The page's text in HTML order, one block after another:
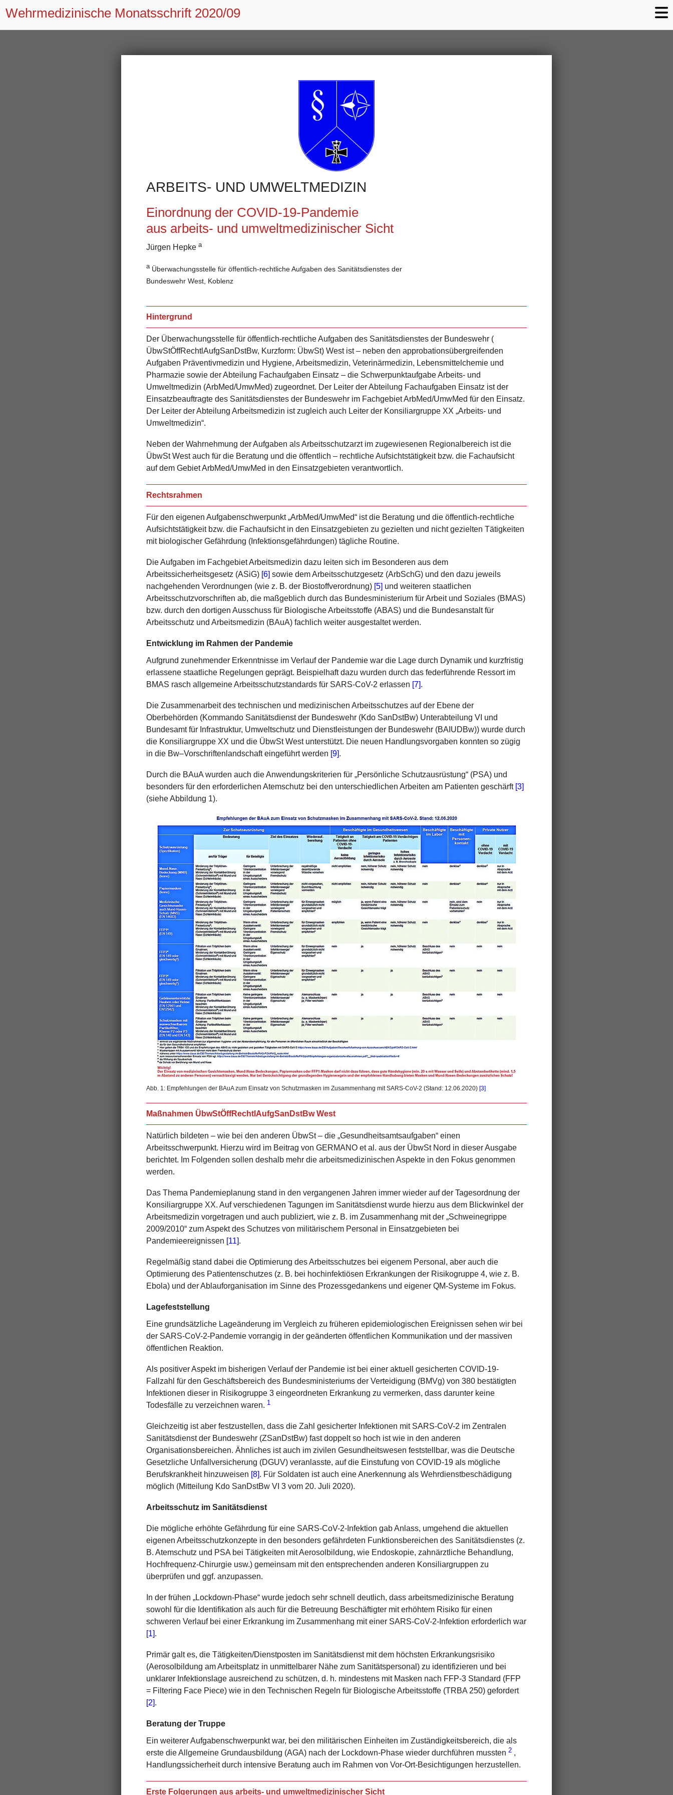
Wehrmedizinische Monatsschrift 2020/09
ARBEITS- UND UMWELTMEDIZIN
Einordnung der COVID-19-Pandemie
aus arbeits- und umweltmedizinischer Sicht
Jürgen Hepke a
a Überwachungsstelle für öffentlich-rechtliche Aufgaben des Sanitäts­dienstes der
Bundeswehr West, Koblenz
Hintergrund
Der Überwachungsstelle für öffentlich-rechtliche Aufgaben des Sanitätsdienstes der Bundeswehr (
ÜbwStÖffRechtlAufgSanDstBw, Kurzform: ÜbwSt) West ist – neben den approbationsübergreifenden
Aufgaben Präventivmedizin und Hygiene, Arbeitsmedizin, Veterinärmedizin, Lebensmittelchemie und
Pharmazie sowie der Abteilung Fachaufgaben Einsatz – die Schwerpunktaufgabe Arbeits- und
Umweltmedizin (ArbMed/­UmwMed) zugeordnet. Der Leiter der Abteilung Fachaufgaben Einsatz ist der
Einsatzbeauftragte des Sanitätsdienstes der Bundeswehr im Fachgebiet ArbMed/UmwMed für den Einsatz.
Der Leiter der Abteilung ­Arbeitsmedizin ist zugleich auch Leiter der Konsiliargruppe XX „Arbeits- und
Umweltmedizin“.
Neben der Wahrnehmung der Aufgaben als Arbeitsschutzarzt im zugewiesenen Regionalbereich ist die
ÜbwStWest auch für die Beratung und die öffentlich – rechtliche Aufsichtstätigkeit bzw. die Fachaufsicht
auf dem Gebiet ArbMed/UmwMed in den Einsatzgebieten verantwortlich.
Rechtsrahmen
Für den eigenen Aufgabenschwerpunkt „ArbMed/­UmwMed“ ist die Beratung und die öffentlich-rechtliche
Aufsichtstätigkeit bzw. die Fachaufsicht in den Einsatzgebieten zu gezielten und nicht gezielten Tätigkeiten
mit biologischer Gefährdung (Infektionsgefährdungen) tägliche Routine.
Die Aufgaben im Fachgebiet Arbeitsmedizin dazu leiten sich im Besonderen aus dem
Arbeitssicherheitsgesetz (ASiG) [6] sowie dem Arbeitsschutzgesetz (ArbSchG) und den dazu jeweils
nachgehenden Verordnungen (wie z. B. der Biostoffverordnung) [5] und weiteren staatlichen
Arbeitsschutzvorschriften ab, die maßgeblich durch das Bundesministerium für Arbeit und Soziales (BMAS)
bzw. durch den dortigen Ausschuss für Biologische Arbeitsstoffe (ABAS) und die Bundesanstalt für
Arbeitsschutz und Arbeitsmedizin (BAuA) fachlich weiter ausgestaltet werden.
Entwicklung im Rahmen der Pandemie
Aufgrund zunehmender Erkenntnisse im Verlauf der Pandemie war die Lage durch Dynamik und kurzfristig
erlassene staatliche Regelungen geprägt. Beispielhaft dazu wurden durch das federführende Ressort im
BMAS rasch allgemeine Arbeitsschutzstandards für SARS-CoV-2 erlassen [7].
Die Zusammenarbeit des technischen und medizinischen Arbeitsschutzes auf der Ebene der
Oberbehörden (Kommando Sanitätsdienst der Bundeswehr (Kdo SanDstBw) Unterabteilung VI und
Bundesamt für Infrastruktur, Umweltschutz und Dienstleistungen der Bundeswehr (BAIUDBw)) wurde durch
die Konsiliargruppe XX und die ÜbwStWest unterstützt. Die neuen Handlungsvorgaben konnten so zügig
in die Bw–Vorschriftenlandschaft eingeführt werden [9].
Durch die BAuA wurden auch die Anwendungskriterien für „Persönliche Schutzausrüstung“ (PSA) und
besonders für den erforderlichen Atemschutz bei den unterschiedlichen Arbeiten am Patienten geschärft [3]
(siehe Abbildung 1).
Abb. 1: Empfehlungen der BAuA zum Einsatz von Schutzmasken im Zusammenhang mit SARS-CoV-2 (Stand: 12.06.2020) [3]
Maßnahmen ÜbwStÖffRechtlAufgSanDstBw West
Natürlich bildeten – wie bei den anderen ÜbwSt – die „Gesundheitsamtsaufgaben“ einen
Arbeitsschwerpunkt. Hierzu wird im Beitrag von GERMANO et al. aus der ÜbwStNord in dieser Ausgabe
berichtet. Im Folgenden sollen deshalb mehr die arbeitsmedizinischen Aspekte in den Fokus genommen
werden.
Das Thema Pandemieplanung stand in den vergangenen Jahren immer wieder auf der Tagesordnung der
Konsiliargruppe XX. Auf verschiedenen Tagungen im Sanitätsdienst wurde hierzu aus dem Blickwinkel der
Arbeitsmedizin vorgetragen und auch publiziert, wie z. B. im Zusammenhang mit der „Schweinegrippe
2009/2010“ zum Aspekt des Schutzes von militärischem Personal in Einsatzgebieten bei
Pandemieereignissen [11].
Regelmäßig stand dabei die Optimierung des Arbeitsschutzes bei eigenem Personal, aber auch die
Optimierung des Patientenschutzes (z. B. bei hochinfektiösen Erkrankungen der Risikogruppe 4, wie z. B.
Ebola) und der Ablauforganisation im Sinne des Prozessgedankens und eigener QM-Systeme im Fokus.
Lagefeststellung
Eine grundsätzliche Lageänderung im Vergleich zu früheren epidemiologischen Ereignissen sehen wir bei
der SARS-CoV-2-Pandemie vorrangig in der geänderten öffentlichen Kommunikation und der massiven
öffentlichen Reaktion.
Als positiver Aspekt im bisherigen Verlauf der Pandemie ist bei einer aktuell gesicherten COVID-19-
Fallzahl für den Geschäftsbereich des Bundesministeriums der Verteidigung (BMVg) von 380 bestätigten
Infektionen dieser in Risikogruppe 3 eingeordneten Erkrankung zu vermerken, dass darunter keine
Todesfälle zu verzeichnen waren. 1
Gleichzeitig ist aber festzustellen, dass die Zahl gesicherter Infektionen mit SARS-CoV-2 im Zentralen
Sanitätsdienst der Bundeswehr (ZSanDstBw) fast doppelt so hoch ist wie in den anderen
Organisationsbereichen. Ähnliches istauch im zivilen Gesundheitswesen feststellbar, was die Deutsche
Gesetzliche Unfallversicherung (DGUV) veranlasste, auf die Einstufung von COVID-19 als mögliche
Berufskrankheit hinzuweisen [8]. Für Soldaten ist auch eine Anerkennung als Wehrdienstbeschädigung
möglich (Mitteilung Kdo SanDstBw VI 3 vom 20. Juli 2020).
Arbeitsschutz im Sanitätsdienst
Die mögliche erhöhte Gefährdung für eine SARS-CoV-2-Infektion gab Anlass, umgehend die aktuellen
eigenen Arbeitsschutzkonzepte in den besonders gefährdeten Funktionsbereichen des Sanitätsdienstes (z.
B. Atemschutz und PSA bei Tätigkeiten mit Aerosolbildung, wie Endoskopie, zahnärztliche Behandlung,
Hochfrequenz-Chirurgie usw.) gemeinsam mit den entsprechenden anderen Konsiliargruppen zu
überprüfen und ggf. anzupassen.
In der frühen „Lockdown-Phase“ wurde jedoch sehr schnell deutlich, dass arbeitsmedizinische Beratung
sowohl für die Identifikation als auch für die Betreuung Beschäftigter mit erhöhtem Risiko für einen
schweren Verlauf bei einer Erkrankung im Zusammenhang mit einer SARS-CoV-2-Infektion erforderlich war
[1].
Primär galt es, die Tätigkeiten/Dienstposten im Sanitätsdienst mit dem höchsten Erkrankungsrisiko
(Aerosolbildung am Arbeitsplatz in unmittelbarer Nähe zum Sanitätspersonal) zu identifizieren und bei
unklarer Infektionslage ausreichend zu schützen, d. h. mindestens mit Masken nach FFP-3 Standard (FFP
= Filtering Face Piece) wie in den Technischen Regeln für Biologische Arbeitsstoffe (TRBA 250) gefordert
[2].
Beratung der Truppe
Ein weiterer Aufgabenschwerpunkt war, bei den militärischen Einheiten im Zuständigkeitsbereich, die als
erste die Allgemeine Grundausbildung (AGA) nach der Lockdown-Phase wieder durchführen mussten 2 ,
Handlungssicherheit durch intensive Beratung auch im Rahmen von Vor-Ort-Besichtigungen herzustellen.
Erste Folgerungen aus arbeits- und umweltmedizinischer Sicht